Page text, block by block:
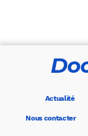
Actualité
Nous contacter